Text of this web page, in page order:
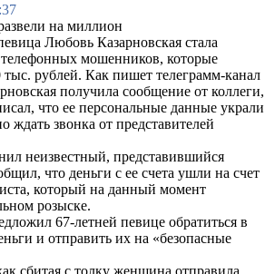
на миллион
Любовь Казарновская стала
мошенников, которые
рублей. Как пишет телеграмм-канал
получила сообщение от коллеги,
что ее персональные данные украли
ждать звонка от представителей
неизвестный, представившийся
что деньги с ее счета ушли на счет
который на данный момент
розыске.
67-летней певице обратиться в
и отправить их на «безопасные
сбитая с толку женщина отправила